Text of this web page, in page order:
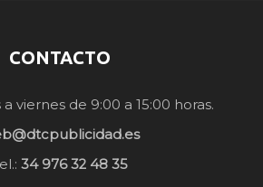
CONTACTO
viernes de 9:00 a 15:00 horas.
34 976 32 48 35